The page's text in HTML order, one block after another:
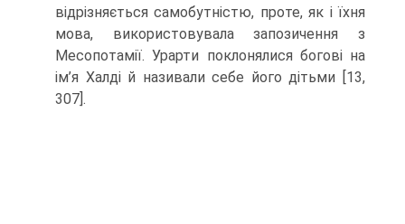
відрізняється самобутністю, проте, як і їхня
мова, викори­стовувала запозичення з
Месопотамії. Урарти поклонялися богові на
ім’я Халді й називали себе його дітьми [13,
307].